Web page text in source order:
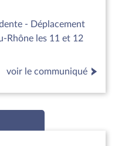
- Déplacement
Rhône les 11 et 12
voir le communiqué